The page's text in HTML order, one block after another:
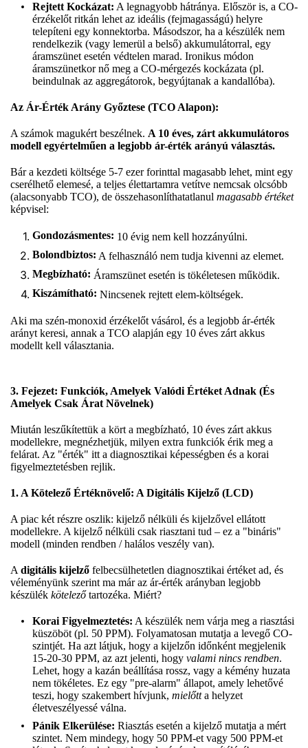
Rejtett Kockázat: A legnagyobb hátránya. Először is, a CO-
érzékelőt ritkán lehet az ideális (fejmagasságú) helyre
telepíteni egy konnektorba. Másodszor, ha a készülék nem
rendelkezik (vagy lemerül a belső) akkumulátorral, egy
áramszünet esetén védtelen marad. Ironikus módon
áramszünetkor nő meg a CO-mérgezés kockázata (pl.
beindulnak az aggregátorok, begyújtanak a kandallóba).
Az Ár-Érték Arány Győztese (TCO Alapon):
A számok magukért beszélnek. A 10 éves, zárt akkumulátoros
modell egyértelműen a legjobb ár-érték arányú választás.
Bár a kezdeti költsége 5-7 ezer forinttal magasabb lehet, mint egy
cserélhető elemesé, a teljes élettartamra vetítve nemcsak olcsóbb
(alacsonyabb TCO), de összehasonlíthatatlanul magasabb értéket
képvisel:
Gondozásmentes: 10 évig nem kell hozzányúlni.
Bolondbiztos: A felhasználó nem tudja kivenni az elemet.
Megbízható: Áramszünet esetén is tökéletesen működik.
Kiszámítható: Nincsenek rejtett elem-költségek.
Aki ma szén-monoxid érzékelőt vásárol, és a legjobb ár-érték
arányt keresi, annak a TCO alapján egy 10 éves zárt akkus
modellt kell választania.
3. Fejezet: Funkciók, Amelyek Valódi Értéket Adnak (És
Amelyek Csak Árat Növelnek)
Miután leszűkítettük a kört a megbízható, 10 éves zárt akkus
modellekre, megnézhetjük, milyen extra funkciók érik meg a
felárat. Az "érték" itt a diagnosztikai képességben és a korai
figyelmeztetésben rejlik.
1. A Kötelező Értéknövelő: A Digitális Kijelző (LCD)
A piac két részre oszlik: kijelző nélküli és kijelzővel ellátott
modellekre. A kijelző nélküli csak riasztani tud – ez a "bináris"
modell (minden rendben / halálos veszély van).
A digitális kijelző felbecsülhetetlen diagnosztikai értéket ad, és
véleményünk szerint ma már az ár-érték arányban legjobb
készülék kötelezőtartozéka. Miért?
Korai Figyelmeztetés: A készülék nem várja meg a riasztási
küszöböt (pl. 50 PPM). Folyamatosan mutatja a levegő CO-
szintjét. Ha azt látjuk, hogy a kijelzőn időnként megjelenik
15-20-30 PPM, az azt jelenti, hogy valami nincs rendben.
Lehet, hogy a kazán beállítása rossz, vagy a kémény huzata
nem tökéletes. Ez egy "pre-alarm" állapot, amely lehetővé
teszi, hogy szakembert hívjunk, mielőtta helyzet
életveszélyessé válna.
Pánik Elkerülése: Riasztás esetén a kijelző mutatja a mért
szintet. Nem mindegy, hogy 50 PPM-et vagy 500 PPM-et